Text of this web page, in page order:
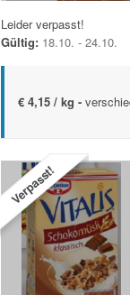
Leider verpasst!
Gültig: 18.10. - 24.10.
€ 4,15 / kg -
Verpasst!